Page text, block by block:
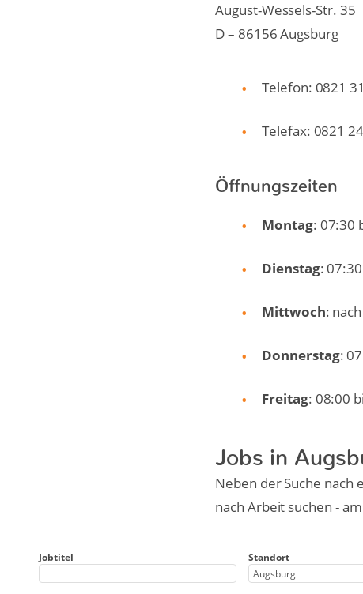
August-Wessels-Str. 35
D – 86156 Augsburg
Telefon: 0821
Telefax: 0821
Öffnungszeiten
Montag: 07:30
Dienstag:
Mittwoch:
Donnerstag:
Freitag: 08:00
Jobs in
Neben der Suche nach
nach Arbeit suchen -
Jobtitel Standort